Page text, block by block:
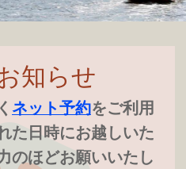
知らせ
ネット予約をご利用
た日時にお越しいた
のほどお願いいたし